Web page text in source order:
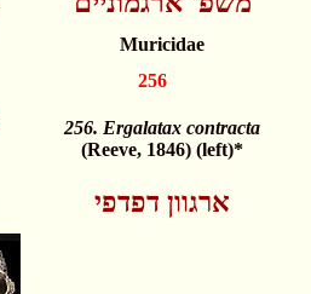
Muricidae
256
256. Ergalatax contracta
(Reeve, 1846) (left)*
ארגוון דפדפי